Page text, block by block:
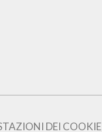
DEI COOKIE